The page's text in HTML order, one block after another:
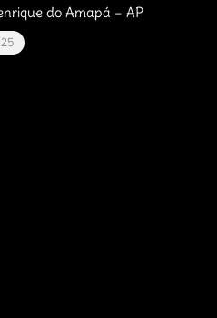
do Amapá – AP